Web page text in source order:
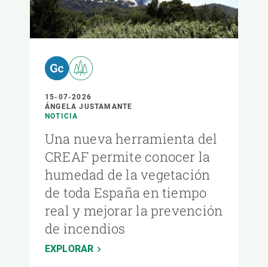
15-07-2026
ÁNGELA JUSTAMANTE
NOTICIA
Una nueva herramienta del
CREAF permite conocer la
humedad de la vegetación
de toda España en tiempo
real y mejorar la prevención
de incendios
EXPLORAR